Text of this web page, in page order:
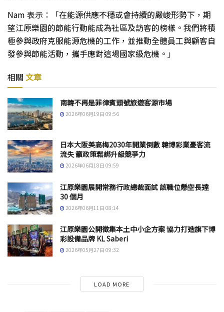
Nam 表示：「在能源供應不穩或會持續的嚴峻形勢下，期
望江原樂園的節能行動能成為社區及訪客的榜樣。我們將積
極參與政府克服能源危機的工作，並推動全體員工與顧客自
發參與節能活動，攜手應對這場國家級危機。」
相關 文章
南韓不再是菲律賓頭號旅遊客源市場
2026年06月19日 09:56
日本大阪美高梅2030年開業倒數 韓博彩業憂客流
流失 籲政策鬆綁升級競爭力
2026年06月18日 09:59
江原樂園展開常務行政總裁面試 該職位懸空長達
30 個月
2026年06月11日 08:14
江原樂園公開徵集本土中小企方案 協力打造旗下博
彩設備品牌 KL Saberi
2026年05月27日 09:32
LOAD MORE